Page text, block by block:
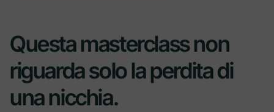
Questa masterclass non
riguarda solo la perdita di
una nicchia.